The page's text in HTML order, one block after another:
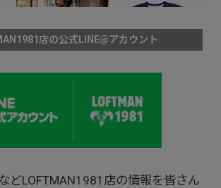
店の公式LINE@アカウント
どLOFTMAN1981店の情報を皆さん